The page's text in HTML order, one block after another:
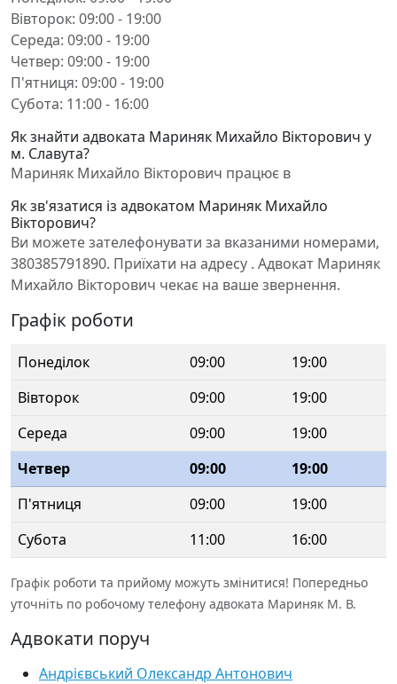
Вівторок: 09:00 - 19:00
Середа: 09:00 - 19:00
Четвер: 09:00 - 19:00
П'ятниця: 09:00 - 19:00
Субота: 11:00 - 16:00
Як знайти адвоката Мариняк Михайло Вікторович у
м. Славута?
Мариняк Михайло Вікторович працює в
Як зв'язатися із адвокатом Мариняк Михайло
Вікторович?
Ви можете зателефонувати за вказаними номерами,
380385791890. Приїхати на адресу . Адвокат Мариняк
Михайло Вікторович чекає на ваше звернення.
Графік роботи
Понеділок 09:00
19:00
Вівторок
09:00
19:00
Середа
09:00
19:00
Четвер
09:00
19:00
П'ятниця
09:00
19:00
Субота
11:00 16:00
Графік роботи та прийому можуть змінитися! Попередньо
уточніть по робочому телефону адвоката Мариняк М. В.
Адвокати поруч
Андрієвський Олександр Антонович